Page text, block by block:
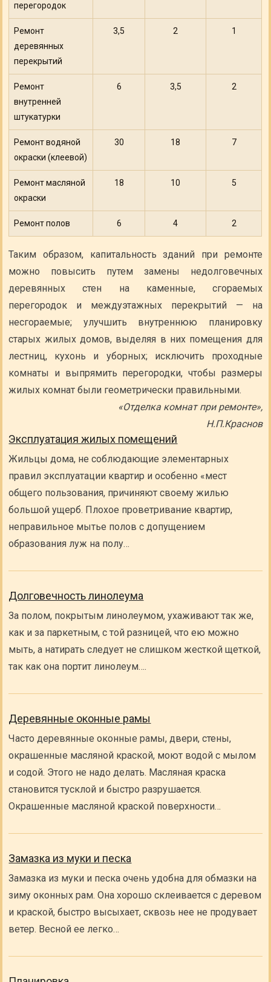
перегородок
Ремонт
деревянных
перекрытий
3,5 2 1
Ремонт
внутренней
штукатурки
6 3,5 2
Ремонт водяной
окраски (клеевой)
30 18 7
Ремонт масляной
окраски
18 10 5
Ремонт полов 6 4 2
Таким образом, капитальность зданий при ремонте
можно повысить путем замены недолговечных
деревянных стен на каменные, сгораемых
перегородок и междуэтажных перекрытий — на
несгораемые; улучшить внутреннюю планировку
старых жилых домов, выделяя в них помещения для
лестниц, кухонь и уборных; исключить проходные
комнаты и выпрямить перегородки, чтобы размеры
жилых комнат были геометрически правильными.
«Отделка комнат при ремонте»,
Н.П.Краснов
Эксплуатация жилых помещений
Жильцы дома, не соблюдающие элементарных
правил эксплуатации квартир и особенно «мест
общего пользования, причиняют своему жилью
большой ущерб. Плохое проветривание квартир,
неправильное мытье полов с допущением
образования луж на полу…
Долговечность линолеума
За полом, покрытым линолеумом, ухаживают так же,
как и за паркетным, с той разницей, что ею можно
мыть, а натирать следует не слишком жесткой щеткой,
так как она портит линолеум….
Деревянные оконные рамы
Часто деревянные оконные рамы, двери, стены,
окрашенные масляной краской, моют водой с мылом
и содой. Этого не надо делать. Масляная краска
становится тусклой и быстро разрушается.
Окрашенные масляной краской поверхности…
Замазка из муки и песка
Замазка из муки и песка очень удобна для обмазки на
зиму оконных рам. Она хорошо склеивается с деревом
и краской, быстро высыхает, сквозь нее не продувает
ветер. Весной ее легко…